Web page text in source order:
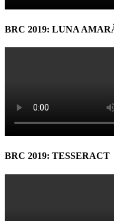
BRC 2019: LUNA
BRC 2019: TESSERACT